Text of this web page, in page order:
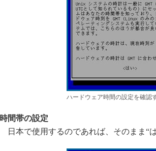
ハードウェア時間の設定を確認
時間帯の設定
日本で使用するのであれば、そのまま“